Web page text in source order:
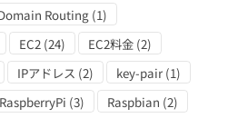
Routing (1)
EC2 (24) EC2料金 (2)
IPアドレス (2) key-pair (1)
RaspberryPi (3) Raspbian (2)